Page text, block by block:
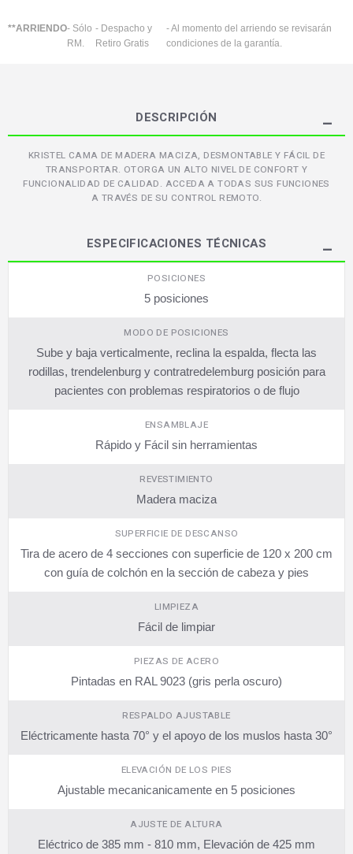
**ARRIENDO- Sólo
RM.
- Despacho y
Retiro Gratis
- Al momento del arriendo se revisarán
condiciones de la garantía.
DESCRIPCIÓN
KRISTEL CAMA DE MADERA MACIZA, DESMONTABLE Y FÁCIL DE
TRANSPORTAR. OTORGA UN ALTO NIVEL DE CONFORT Y
FUNCIONALIDAD DE CALIDAD. ACCEDA A TODAS SUS FUNCIONES
A TRAVÉS DE SU CONTROL REMOTO.
ESPECIFICACIONES TÉCNICAS
POSICIONES
5 posiciones
MODO DE POSICIONES
Sube y baja verticalmente, reclina la espalda, flecta las
rodillas, trendelenburg y contratredelemburg posición para
pacientes con problemas respiratorios o de flujo
ENSAMBLAJE
Rápido y Fácil sin herramientas
REVESTIMIENTO
Madera maciza
SUPERFICIE DE DESCANSO
Tira de acero de 4 secciones con superficie de 120 x 200 cm
con guía de colchón en la sección de cabeza y pies
LIMPIEZA
Fácil de limpiar
PIEZAS DE ACERO
Pintadas en RAL 9023 (gris perla oscuro)
RESPALDO AJUSTABLE
Eléctricamente hasta 70° y el apoyo de los muslos hasta 30°
ELEVACIÓN DE LOS PIES
Ajustable mecanicanicamente en 5 posiciones
AJUSTE DE ALTURA
Eléctrico de 385 mm - 810 mm, Elevación de 425 mm